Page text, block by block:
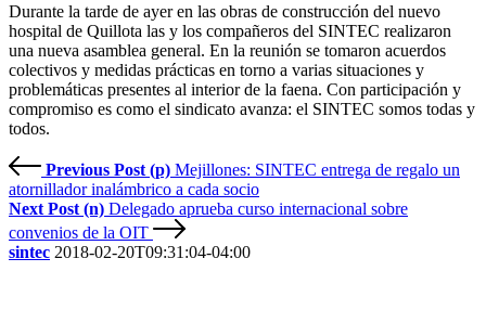
Durante la tarde de ayer en las obras de construcción del nuevo
hospital de Quillota las y los compañeros del SINTEC realizaron
una nueva asamblea general. En la reunión se tomaron acuerdos
colectivos y medidas prácticas en torno a varias situaciones y
problemáticas presentes al interior de la faena. Con participación y
compromiso es como el sindicato avanza: el SINTEC somos todas y
todos.
Previous Post (p) Mejillones: SINTEC entrega de regalo un
atornillador inalámbrico a cada socio
Next Post (n) Delegado aprueba curso internacional sobre
convenios de la OIT
sintec 2018-02-20T09:31:04-04:00